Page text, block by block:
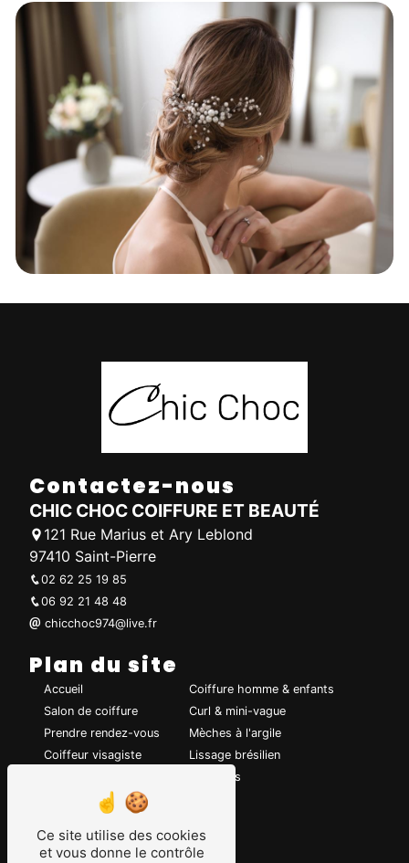
Contactez-nous
CHIC CHOC COIFFURE ET BEAUTÉ
121 Rue Marius et Ary Leblond
97410 Saint-Pierre
02 62 25 19 85
06 92 21 48 48
chicchoc974@live.fr
Plan du site
Accueil
Salon de coiffure
Prendre rendez-vous
Coiffeur visagiste
Coupe de cheveux
Coiffure homme & enfants
Curl & mini-vague
Mèches à l'argile
Lissage brésilien
Chignons
Ce site utilise des cookies
et vous donne le contrôle